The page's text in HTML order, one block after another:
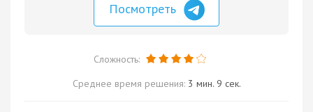
Посмотреть
Сложность:
Среднее время решения: 3 мин. 9 сек.